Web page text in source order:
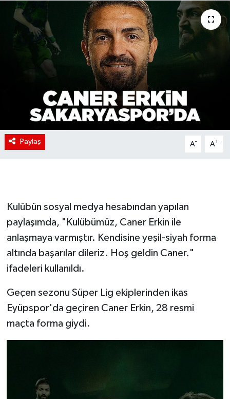
Paylaş A- A+
Kulübün sosyal medya hesabından yapılan
paylaşımda, "Kulübümüz, Caner Erkin ile
anlaşmaya varmıştır. Kendisine yeşil-siyah forma
altında başarılar dileriz. Hoş geldin Caner."
ifadeleri kullanıldı.
Geçen sezonu Süper Lig ekiplerinden ikas
Eyüpspor'da geçiren Caner Erkin, 28 resmi
maçta forma giydi.